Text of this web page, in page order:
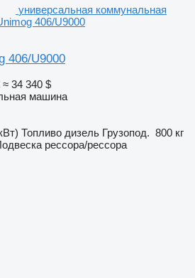
универсальная коммунальная
406/U9000
406/U9000
≈ 34 340 $
машина
Топливо дизель Грузопод. 800 кг
рессора/рессора